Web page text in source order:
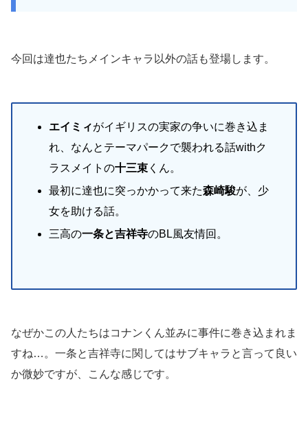
今回は達也たちメインキャラ以外の話も登場します。
エイミィがイギリスの実家の争いに巻き込ま
れ、なんとテーマパークで襲われる話withク
ラスメイトの十三束 くん。
最初に達也に突っかかって来た森崎駿が、少
女を助ける話。
三高の一条と吉祥寺のBL風友情回。
なぜかこの人たちはコナンくん並みに事件に巻き込まれま
すね…。一条と吉祥寺に関してはサブキャラと言って良い
か微妙ですが、こんな感じです。